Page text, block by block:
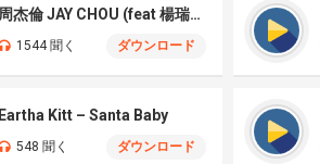
周杰倫 JAY CHOU (feat 楊瑞代) – 聖誕星 Christmas Star
1544 聞く ダウンロード
Eartha Kitt – Santa Baby
548 聞く ダウンロード